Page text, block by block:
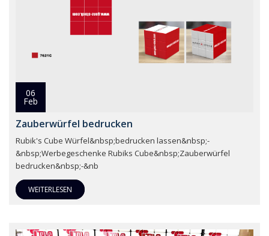
06
Feb
Zauberwürfel bedrucken
Rubik's Cube Würfel&nbsp;bedrucken lassen&nbsp;-
&nbsp;Werbegeschenke Rubiks Cube&nbsp;Zauberwürfel
bedrucken&nbsp;-&nb
WEITERLESEN